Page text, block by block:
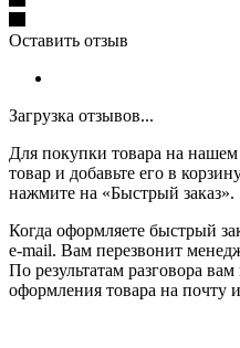
Оставить отзыв
Загрузка отзывов...
Для покупки товара на
товар и добавьте его в
нажмите на «Быстрый заказ».
Когда оформляете быстрый
e-mail. Вам перезвонит
По результатам разговора
оформления товара на почту